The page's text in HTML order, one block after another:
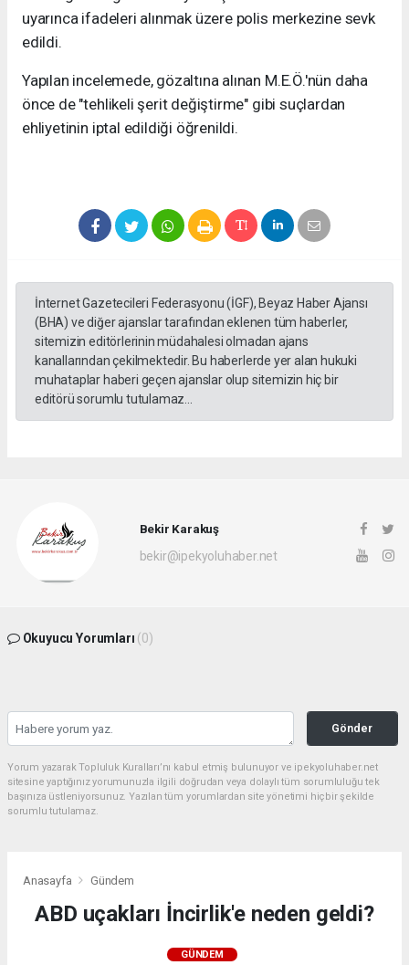
uyarınca ifadeleri alınmak üzere polis merkezine sevk
edildi.
Yapılan incelemede, gözaltına alınan M.E.Ö.'nün daha
önce de "tehlikeli şerit değiştirme" gibi suçlardan
ehliyetinin iptal edildiği öğrenildi.
İnternet Gazetecileri Federasyonu (İGF), Beyaz Haber Ajansı
(BHA) ve diğer ajanslar tarafından eklenen tüm haberler,
sitemizin editörlerinin müdahalesi olmadan ajans
kanallarından çekilmektedir. Bu haberlerde yer alan hukuki
muhataplar haberi geçen ajanslar olup sitemizin hiç bir
editörü sorumlu tutulamaz...
Bekir Karakuş
bekir@ipekyoluhaber.net
Okuyucu Yorumları (0)
Gönder
Yorum yazarak Topluluk Kuralları’nı kabul etmiş bulunuyor ve ipekyoluhaber.net
sitesine yaptığınız yorumunuzla ilgili doğrudan veya dolaylı tüm sorumluluğu tek
başınıza üstleniyorsunuz. Yazılan tüm yorumlardan site yönetimi hiçbir şekilde
sorumlu tutulamaz.
Anasayfa Gündem
ABD uçakları İncirlik'e neden geldi?
GÜNDEM